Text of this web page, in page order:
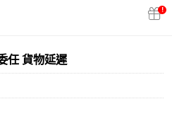
!
任 貨物延遲